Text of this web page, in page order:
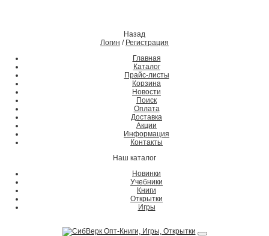
Назад
Логин / Регистрация
Главная
Каталог
Прайс-листы
Корзина
Новости
Поиск
Оплата
Доставка
Акции
Информация
Контакты
Наш каталог
Новинки
Учебники
Книги
Открытки
Игры